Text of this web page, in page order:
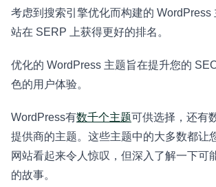
考虑到搜索引擎优化而构建的 WordPress
站在 SERP 上获得更好的排名。
优化的 WordPress 主题旨在提升您的
色的用户体验。
WordPress有数千个主题可供选择，还有
提供商的主题。这些主题中的大多数都让
网站看起来令人惊叹，但深入了解一下可
的故事。